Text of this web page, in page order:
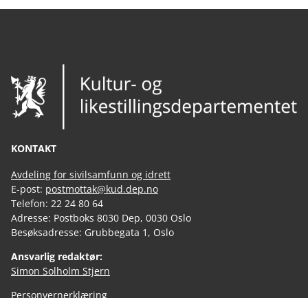
KONTAKT
Avdeling for sivilsamfunn og idrett
E-post: postmottak@kud.dep.no
Telefon: 22 24 80 64
Adresse: Postboks 8030 Dep, 0030 Oslo
Besøksadresse: Grubbegata 1, Oslo
Ansvarlig redaktør:
Simon Solholm Stjern
Personvernerklæring